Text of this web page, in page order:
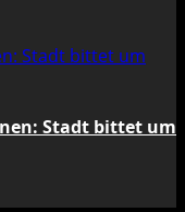
Stadt bittet um
Stadt bittet um